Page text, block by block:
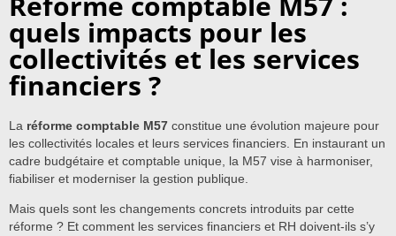
quels impacts pour les
collectivités et les services
financiers ?
La réforme comptable M57 constitue une évolution majeure pour
les collectivités locales et leurs services financiers. En instaurant un
cadre budgétaire et comptable unique, la M57 vise à harmoniser,
fiabiliser et moderniser la gestion publique.
Mais quels sont les changements concrets introduits par cette
réforme ? Et comment les services financiers et RH doivent-ils s’y